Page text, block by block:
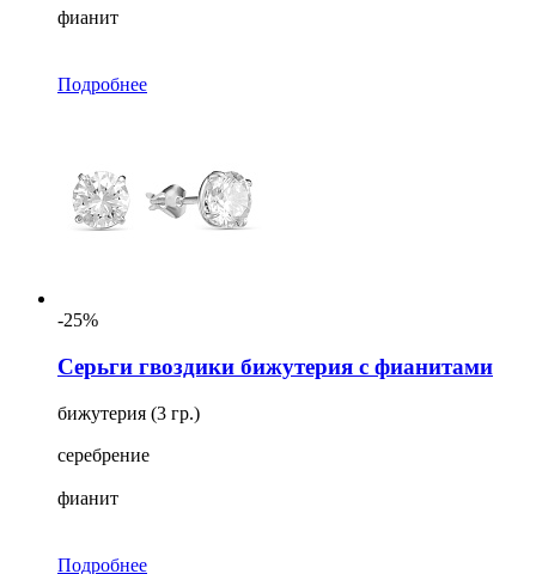
фианит
Подробнее
-25%
Серьги гвоздики бижутерия с фианитами
бижутерия (3 гр.)
серебрение
фианит
Подробнее